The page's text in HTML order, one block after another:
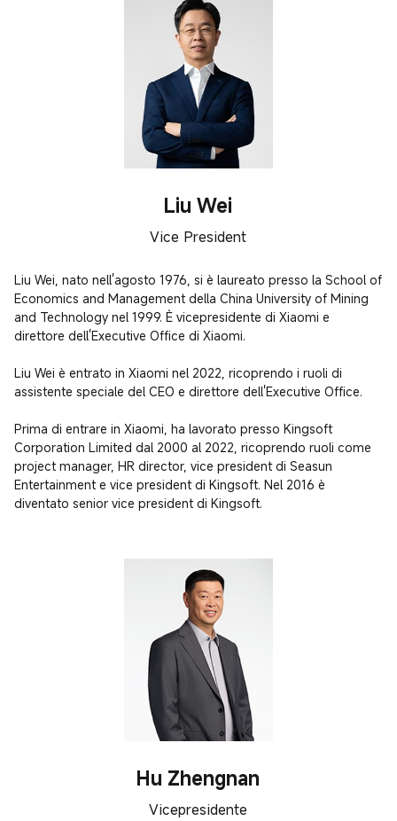
Liu Wei
Vice President
Liu Wei, nato nell'agosto 1976, si è laureato presso la School of
Economics and Management della China University of Mining
and Technology nel 1999. È vicepresidente di Xiaomi e
direttore dell'Executive Office di Xiaomi.
Liu Wei è entrato in Xiaomi nel 2022, ricoprendo i ruoli di
assistente speciale del CEO e direttore dell'Executive Office.
Prima di entrare in Xiaomi, ha lavorato presso Kingsoft
Corporation Limited dal 2000 al 2022, ricoprendo ruoli come
project manager, HR director, vice president di Seasun
Entertainment e vice president di Kingsoft. Nel 2016 è
diventato senior vice president di Kingsoft.
Hu Zhengnan
Vicepresidente